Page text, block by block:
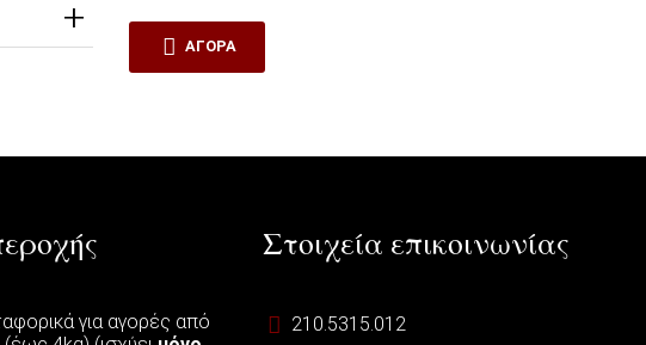
ΑΓΟΡΆ
για αγορές από
Στοιχεία επικοινωνίας
210.5315.012